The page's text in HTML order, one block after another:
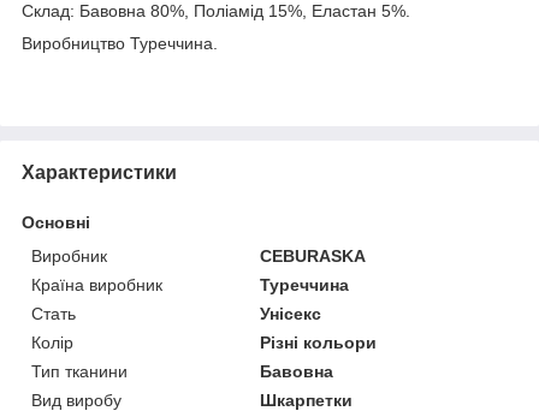
Склад: Бавовна 80%, Поліамід 15%, Еластан 5%.
Виробництво Туреччина.
Характеристики
Основні
Виробник
CEBURASKA
Країна виробник
Туреччина
Стать
Унісекс
Колір
Різні кольори
Тип тканини
Бавовна
Вид виробу
Шкарпетки